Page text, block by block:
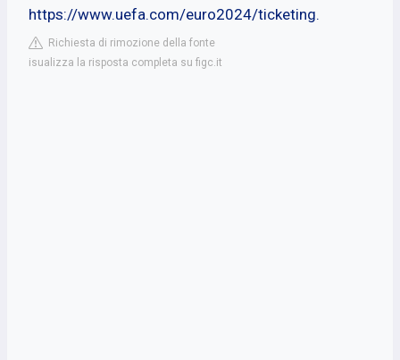
https://www.uefa.com/euro2024/ticketing.
Richiesta di rimozione della fonte
isualizza la risposta completa su figc.it